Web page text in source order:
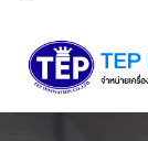
content